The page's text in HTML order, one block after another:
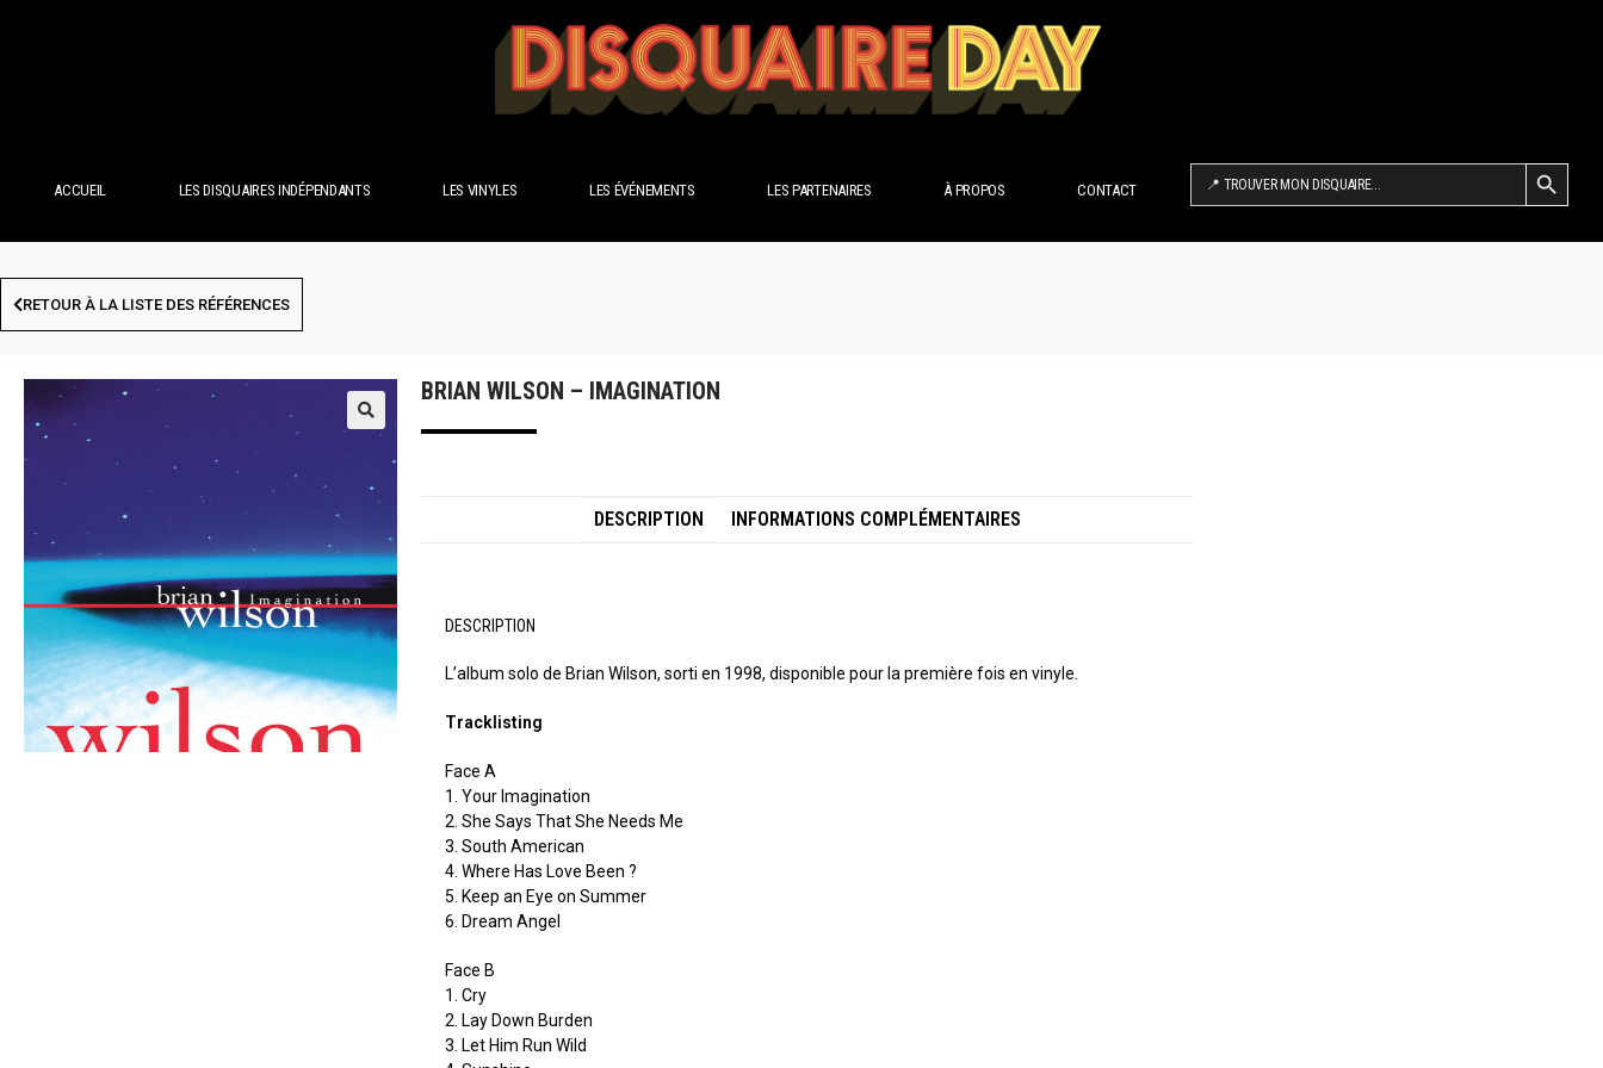
ACCUEIL LES DISQUAIRES INDÉPENDANTS LES VINYLES LES ÉVÉNEMENTS LES PARTENAIRES À PROPOS CONTACT
Search
for:
SEARCH BUTTON
RETOUR À LA LISTE DES RÉFÉRENCES
BRIAN WILSON – IMAGINATION
DESCRIPTION INFORMATIONS COMPLÉMENTAIRES
DESCRIPTION
L’album solo de Brian Wilson, sorti en 1998, disponible pour la première fois en vinyle.
Tracklisting
Face A
1. Your Imagination
2. She Says That She Needs Me
3. South American
4. Where Has Love Been ?
5. Keep an Eye on Summer
6. Dream Angel
Face B
1. Cry
2. Lay Down Burden
3. Let Him Run Wild